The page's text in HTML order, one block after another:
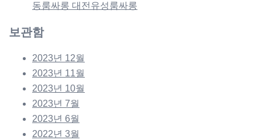
동룸싸롱 대전유성룸싸롱
보관함
2023년 12월
2023년 11월
2023년 10월
2023년 7월
2023년 6월
2022년 3월